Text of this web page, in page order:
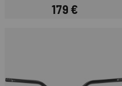
Precio
179 €